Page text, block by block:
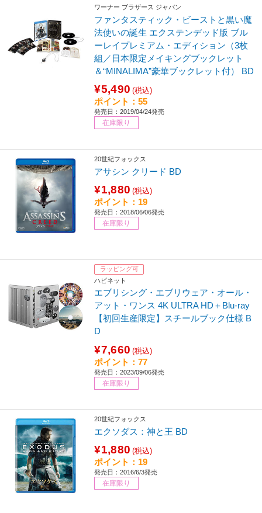
ワーナー ブラザース ジャパン
ファンタスティック・ビーストと黒い魔
法使いの誕生 エクステンデッド版 ブル
ーレイプレミアム・エディション（3枚
組／日本限定メイキングブックレット
＆“MINALIMA”豪華ブックレット付） BD
¥5,490 (税込)
ポイント：55
発売日：2019/04/24発売
在庫限り
20世紀フォックス
アサシン クリード BD
¥1,880 (税込)
ポイント：19
発売日：2018/06/06発売
在庫限り
ラッピング可
ハピネット
エブリシング・エブリウェア・オール・
アット・ワンス 4K ULTRA HD＋Blu-ray
【初回生産限定】スチールブック仕様 B
D
¥7,660 (税込)
ポイント：77
発売日：2023/09/06発売
在庫限り
20世紀フォックス
エクソダス：神と王 BD
¥1,880 (税込)
ポイント：19
発売日：2016/6/3発売
在庫限り